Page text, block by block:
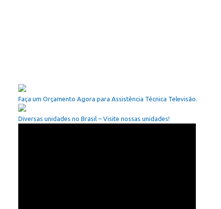
Faça um Orçamento Agora para Assistência Técnica Televisão.
Diversas unidades no Brasil – Visite nossas unidades!